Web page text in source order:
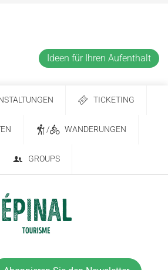
Ideen für Ihren Aufenthalt
TICKETING
/ WANDERUNGEN
GROUPS